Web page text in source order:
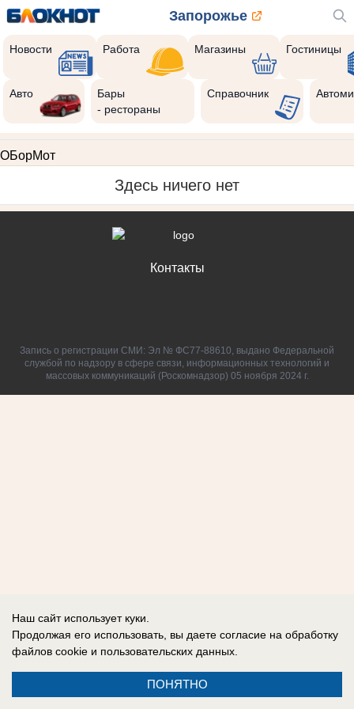
Запорожье
Новости Работа Магазины Гостиницы
Авто
Бары
- рестораны
Справочник
ОБорМот
Здесь ничего нет
Контакты
Запись о регистрации СМИ: Эл № ФС77-88610, выдано Федеральной
службой по надзору в сфере связи, информационных технологий и
массовых коммуникаций (Роскомнадзор) 05 ноября 2024 г.
Наш сайт использует куки.
Продолжая его использовать, вы даете согласие на обработку
файлов cookie и пользовательских данных.
ПОНЯТНО